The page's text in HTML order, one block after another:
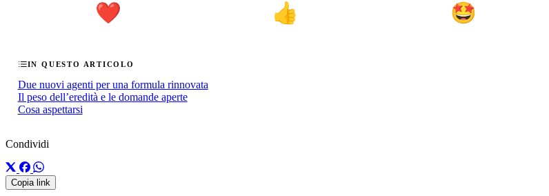
❤️ 👍 🤩
IN QUESTO ARTICOLO
Due nuovi agenti per una formula rinnovata
Il peso dell’eredità e le domande aperte
Cosa aspettarsi
Condividi
Copia link